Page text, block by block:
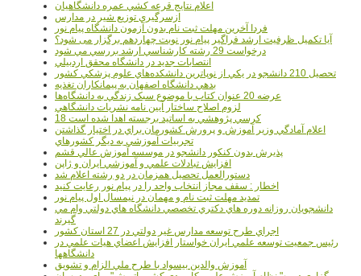
اعلام نتايج قرعه کشي عمره دانشگاهيان
ازسرگيري توزيع شير در مدارس
فردا آخرین مهلت ثبت نام بدون آزمون دانشگاه پیام نور
آیا تکمیل ظرفیت ارشد فراگیر پیام نور نوبت چهاردهم برگزار می شود؟
درخواست 29 رشته کارشناسي ارشد بررسي مي شود
انتصابات جديد در دانشگاه محقق اردبيلي
تحصيل 210 دانشجو در يکي از نوپاترين دانشکده‌هاي علوم پزشکي کشور
بدهي دانشگاه اصفهان به پيمانکاران تغذيه
عرضه 20 عنوان کتاب با موضوع سبک زندگي به دانشگاه‌ها
لزوم اصلاح ساختار آيين نامه نشريات دانشگاهي
18 کرسي پژوهشي به اساتيد برجسته اهدا شده است
اعلام آمادگي وزير آموزش و پرورش کشورمان براي در اختيار گذاشتن
تجربيات آموزشي به ديگر کشورهاي
پذيرش بدون کنکور دانشجو در موسسه آموزش عالي قشم
افزايش تبادلات علمي و آموزشي ايران و ژاپن
دستورالعمل تحصیل همزمان در دو رشته اعلام شد
اخطار : سقف مجاز انتخاب واحد را در پیام نور رعایت کنید
تمدید مهلت ثبت نام و مهمان در نیمسال اول پیام نور
دانشجويان روزانه دوره هاي دكتري تخصصي دانشگاه هاي دولتي وام مي
گيرند
اجراي طرح توسعه مدارس غير دولتي در 27 استان کشور
رئيس جمعيت توسعه علمي ايران خواستار افزايش اعضاي هيات علمي در
دانشگاهها
آموزش والدين بيسواد با طرح ملي الزام و تشويق